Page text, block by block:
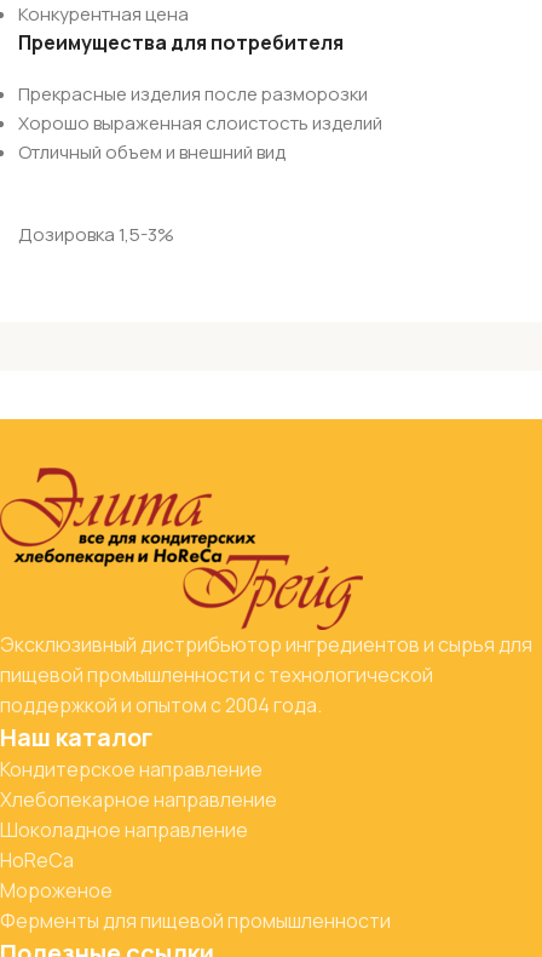
Конкурентная цена
Преимущества для потребителя
Прекрасные изделия после разморозки
Хорошо выраженная слоистость изделий
Отличный объем и внешний вид
Дозировка 1,5-3%
Эксклюзивный дистрибьютор ингредиентов и сырья для
пищевой промышленности с технологической
поддержкой и опытом с 2004 года.
Наш каталог
Кондитерское направление
Хлебопекарное направление
Шоколадное направление
HoReCa
Мороженое
Ферменты для пищевой промышленности